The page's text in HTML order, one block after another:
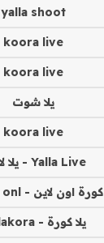
yalla shoot
koora live
koora live
يلا شوت
koora live
Yalla Live - يلا لايف
كورة اون لاين - koora onl
يلا كورة - yallakora